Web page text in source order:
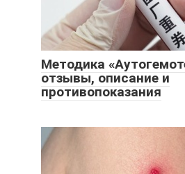
Методика
отзывы, описание и
противопоказания